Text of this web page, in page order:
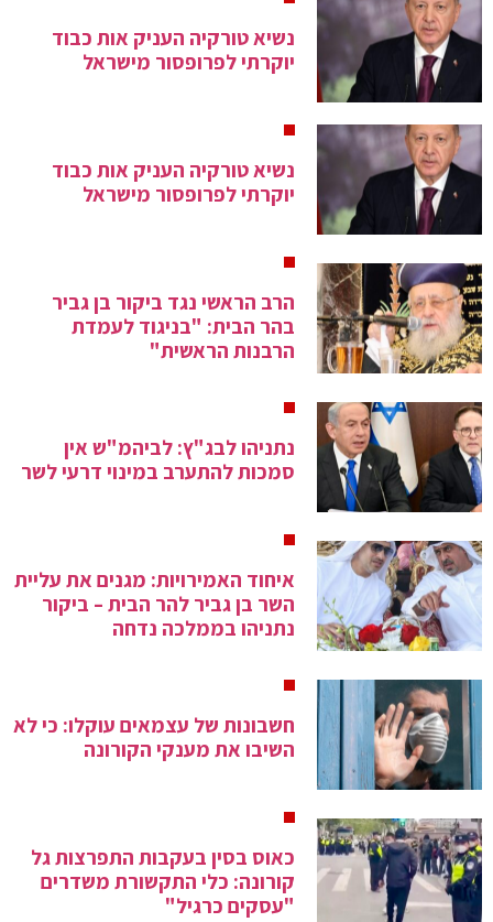
נשיא טורקיה העניק אות כבוד
יוקרתי לפרופסור מישראל
נשיא טורקיה העניק אות כבוד
יוקרתי לפרופסור מישראל
הרב הראשי נגד ביקור בן גביר
בהר הבית: "בניגוד לעמדת
הרבנות הראשית"
נתניהו לבג"ץ: לביהמ"ש אין
סמכות להתערב במינוי דרעי לשר
איחוד האמירויות: מגנים את עליית
השר בן גביר להר הבית – ביקור
נתניהו בממלכה נדחה
חשבונות של עצמאים עוקלו: כי לא
השיבו את מענקי הקורונה
כאוס בסין בעקבות התפרצות גל
קורונה: כלי התקשורת משדרים
"עסקים כרגיל"